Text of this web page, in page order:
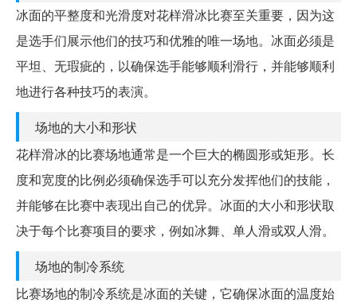
冰面的平整度和光滑度对花样滑冰比赛至关重要，因为这
是选手们展示他们的技巧和优雅的唯一场地。冰面必须是
平坦、无瑕疵的，以确保选手能够顺利滑行，并能够顺利
地进行各种技巧的表演。
场地的大小和形状
花样滑冰的比赛场地通常是一个巨大的椭圆形或矩形。长
度和宽度的比例必须确保选手可以充分发挥他们的技能，
并能够在比赛中表现出自己的优异。冰面的大小和形状取
决于每个比赛项目的要求，例如冰舞、单人滑或双人滑。
场地的制冷系统
比赛场地的制冷系统是冰面的关键，它确保冰面的温度始